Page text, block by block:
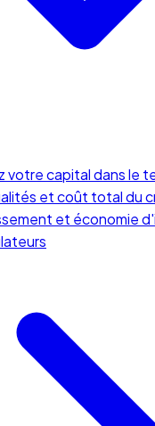
votre capital dans le
et coût total du
et économie